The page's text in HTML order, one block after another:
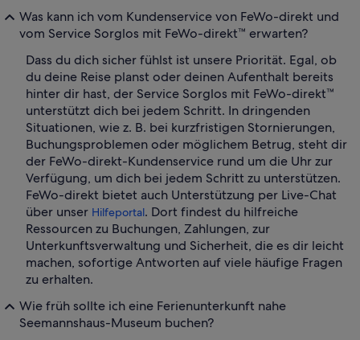
Was kann ich vom Kundenservice von FeWo-direkt und
vom Service Sorglos mit FeWo-direkt™ erwarten?
Dass du dich sicher fühlst ist unsere Priorität. Egal, ob
du deine Reise planst oder deinen Aufenthalt bereits
hinter dir hast, der Service Sorglos mit FeWo-direkt™
unterstützt dich bei jedem Schritt. In dringenden
Situationen, wie z. B. bei kurzfristigen Stornierungen,
Buchungsproblemen oder möglichem Betrug, steht dir
der FeWo-direkt-Kundenservice rund um die Uhr zur
Verfügung, um dich bei jedem Schritt zu unterstützen.
FeWo-direkt bietet auch Unterstützung per Live-Chat
über unser Hilfeportal. Dort findest du hilfreiche
Ressourcen zu Buchungen, Zahlungen, zur
Unterkunftsverwaltung und Sicherheit, die es dir leicht
machen, sofortige Antworten auf viele häufige Fragen
zu erhalten.
Wie früh sollte ich eine Ferienunterkunft nahe
Seemannshaus-Museum buchen?